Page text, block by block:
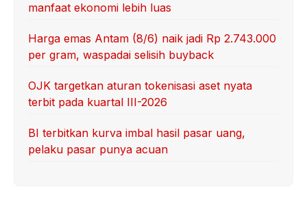
manfaat ekonomi lebih luas
Harga emas Antam (8/6) naik jadi Rp 2.743.000
per gram, waspadai selisih buyback
OJK targetkan aturan tokenisasi aset nyata
terbit pada kuartal III-2026
BI terbitkan kurva imbal hasil pasar uang,
pelaku pasar punya acuan